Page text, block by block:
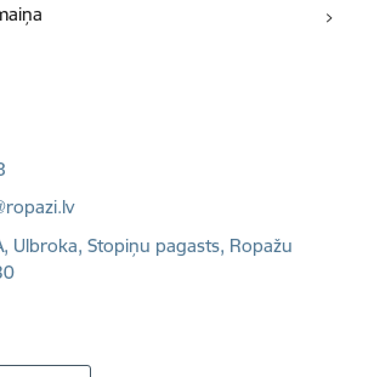
Ulbroka, Stopiņu pagasts, Ropažu